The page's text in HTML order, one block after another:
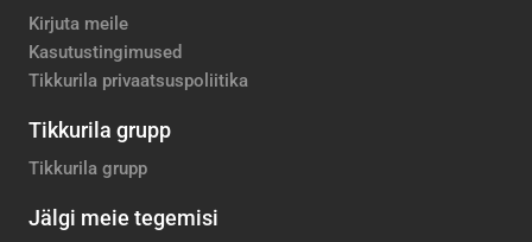
Kirjuta meile
Kasutustingimused
Tikkurila privaatsuspoliitika
Tikkurila grupp
Tikkurila grupp
Jälgi meie tegemisi